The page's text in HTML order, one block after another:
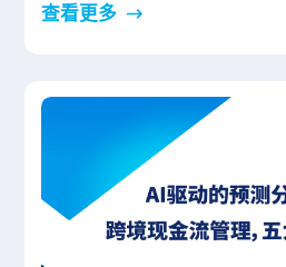
查看更多